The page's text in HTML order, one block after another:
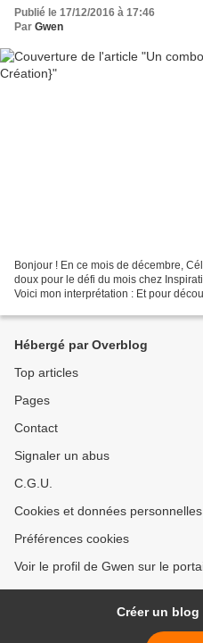
Publié le 17/12/2016 à 17:46
Par Gwen
Bonjour ! En ce mois de décembre,
doux pour le défi du mois chez
Voici mon interprétation : Et pour
Hébergé par Overblog
Top articles
Pages
Contact
Signaler un abus
C.G.U.
Cookies et données personnelles
Préférences cookies
Voir le profil de Gwen sur le
Créer un